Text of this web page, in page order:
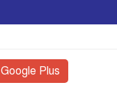
Google Plus